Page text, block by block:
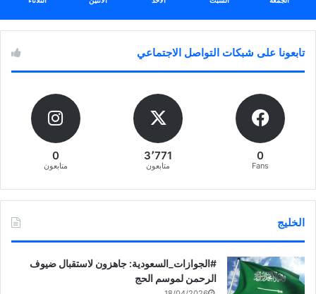
تابعونا على شبكات التواصل الاجتماعي
0
Fans
3٬771
متابعون
0
متابعون
الخليج
‏‎#الجوازات_السعودية: جاهزون لاستقبال ضيوف
الرحمن لموسم الحج